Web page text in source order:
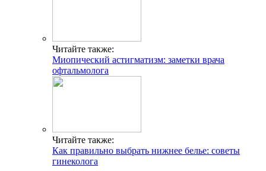
Читайте также:
Миопический астигматизм: заметки врача
офтальмолога
Читайте также:
Как правильно выбрать нижнее белье: советы
гинеколога